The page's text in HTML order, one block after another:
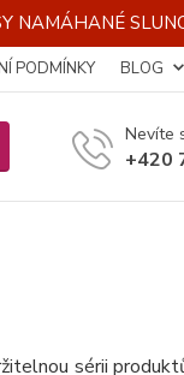
NAMÁHANÉ
PODMÍNKY BLOG
Nevíte
+420
sérii